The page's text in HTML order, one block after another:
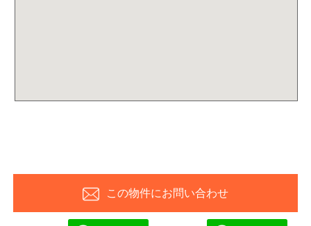
この物件にお問い合わせ